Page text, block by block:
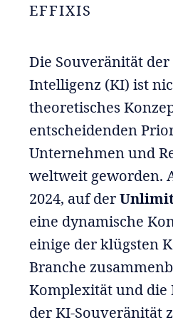
EFFIXIS
Die Souveränität
Intelligenz (KI) ist
theoretisches
entscheidenden
Unternehmen und
weltweit geworden.
2024, auf der
eine dynamische
einige der klügsten
Branche
Komplexität und
der KI-Souveränität